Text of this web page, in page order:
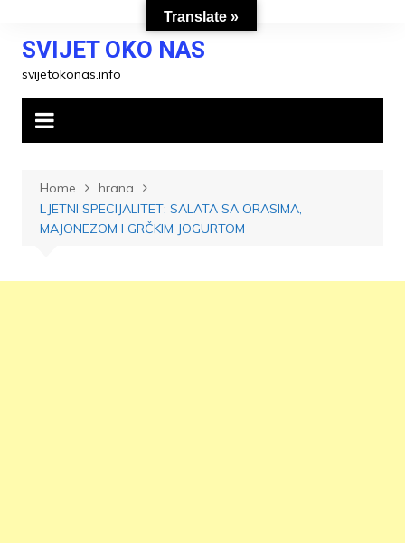
contentSVIJET OKO NAS
svijetokonas.info
Home
hrana
LJETNI SPECIJALITET: SALATA SA ORASIMA,
MAJONEZOM I GRČKIM JOGURTOM
Translate »